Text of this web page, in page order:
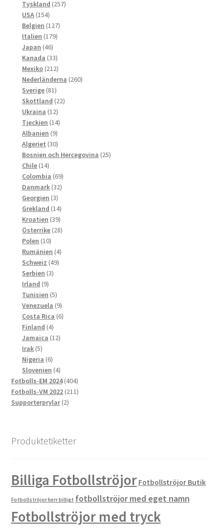
produkter
Tyskland 257257
USA 154154
produkter
Belgien 127127
Italien 179179
Japan 4646
produkter
Kanada 3333
produkter
Mexiko 212212
produkter
Nederländerna 260260
Sverige 8181
produkter
Skottland 2222
Ukraina 1212
produkter
Tjeckien 1414
Albanien 99
produkter
Algeriet 3030
produkter
Bosnien och Hercegovina 2525
Chile 1414
produkter
Colombia 6969
produkter
Danmark 3232
Georgien 33
produkter
Grekland 1414
produkter
Kroatien 3939
produkter
Österrike 2828
Polen 1010
produkter
Rumänien 44
Schweiz 4949
Serbien 33
Irland 99
produkter
Tunisien 55
produkter
Venezuela 99
produkter
Costa Rica 66
Finland 44
produkter
Jamaica 1212
Irak 55
produkter
Nigeria 66
produkter
Slovenien 44
produkter
Fotbolls-EM 2024 404404
produkter
Fotbolls-VM 2022 211211
Supporterprylar 22
Produktetiketter
Billiga Fotbollströjor Fotbollströjor Butik
Fotbollströjor herr billigt fotbollströjor med eget namn
Fotbollströjor med tryck